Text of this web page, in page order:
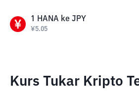
1 HANA ke JPY
¥5.05
Kurs Tukar Kripto